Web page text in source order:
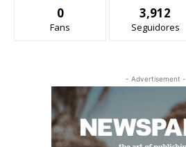
0
Fans
3,912
Seguidores
- Advertisement -